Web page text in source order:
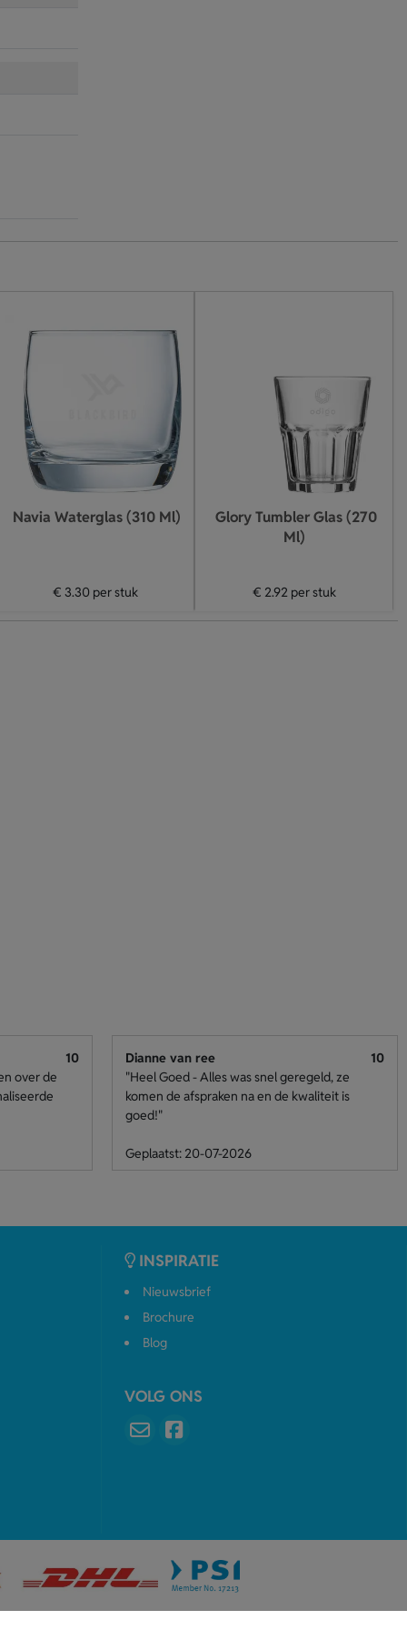
Navia Waterglas (310 Ml)
€ 3.30 per stuk
Glory Tumbler Glas (270
Ml)
€ 2.92per stuk
10
over de
Dianne van ree
10
"Heel Goed - Alles was snel geregeld, ze
komen de afspraken na en de kwaliteit is
goed!"
Geplaatst: 20-07-2026
INSPIRATIE
Nieuwsbrief
Brochure
Blog
VOLG ONS